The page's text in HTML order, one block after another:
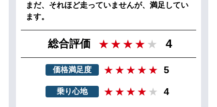
まだ、それほど走っていませんが、満足してい
ます。
総合評価 4
価格満足度 5
乗り心地 4